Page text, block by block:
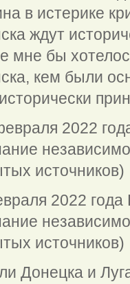
в истерике
ждут
мне бы
кем были
2022 года
источников)
Донецка и